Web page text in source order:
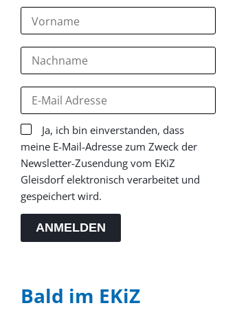
Ja, ich bin einverstanden, dass
meine E-Mail-Adresse zum Zweck der
Newsletter-Zusendung vom EKiZ
Gleisdorf elektronisch verarbeitet und
gespeichert wird.
ANMELDEN
Bald im EKiZ